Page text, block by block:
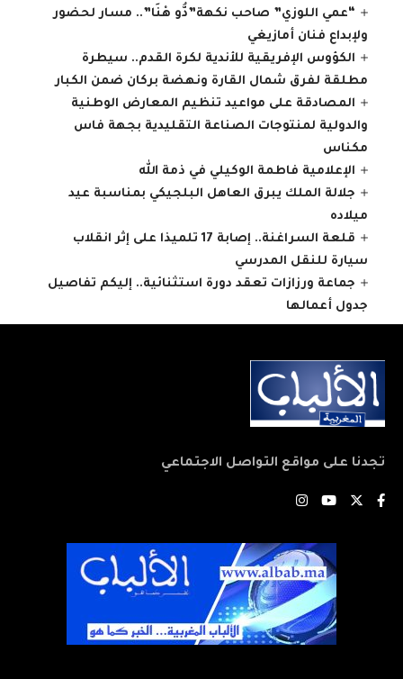
“عمي اللوزي” صاحب نكهة”دُّو هْنَا”.. مسار لحضور
ولإبداع فنان أمازيغي
الكؤوس الإفريقية للأندية لكرة القدم.. سيطرة
مطلقة لفرق شمال القارة ونهضة بركان ضمن الكبار
المصادقة على مواعيد تنظيم المعارض الوطنية
والدولية لمنتوجات الصناعة التقليدية بجهة فاس
مكناس
الإعلامية فاطمة الوكيلي في ذمة الله
جلالة الملك يبرق العاهل البلجيكي بمناسبة عيد
ميلاده
قلعة السراغنة.. إصابة 17 تلميذا على إثر انقلاب
سيارة للنقل المدرسي
جماعة ورزازات تعقد دورة استثنائية.. إليكم تفاصيل
جدول أعمالها
تجدنا على مواقع التواصل الاجتماعي